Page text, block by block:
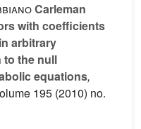
Carleman
with coefficients
arbitrary
to the null
equations,
195 (2010) no.